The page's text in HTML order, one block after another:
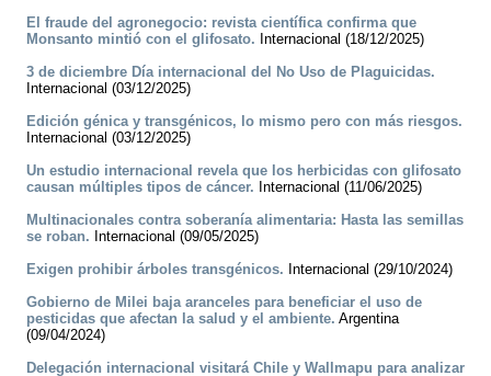
El fraude del agronegocio: revista científica confirma que
Monsanto mintió con el glifosato. Internacional (18/12/2025)
3 de diciembre Día internacional del No Uso de Plaguicidas.
Internacional (03/12/2025)
Edición génica y transgénicos, lo mismo pero con más riesgos.
Internacional (03/12/2025)
Un estudio internacional revela que los herbicidas con glifosato
causan múltiples tipos de cáncer. Internacional (11/06/2025)
Multinacionales contra soberanía alimentaria: Hasta las semillas
se roban. Internacional (09/05/2025)
Exigen prohibir árboles transgénicos. Internacional (29/10/2024)
Gobierno de Milei baja aranceles para beneficiar el uso de
pesticidas que afectan la salud y el ambiente. Argentina
(09/04/2024)
Delegación internacional visitará Chile y Wallmapu para analizar